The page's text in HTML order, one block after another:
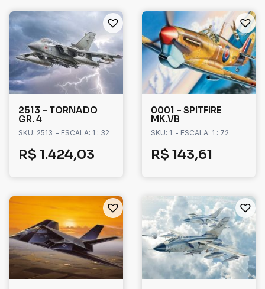
2513 – TORNADO
GR. 4
SKU: 2513 - ESCALA: 1 : 32
R$ 1.424,03
0001 – SPITFIRE
MK.VB
SKU: 1 - ESCALA: 1 : 72
R$ 143,61